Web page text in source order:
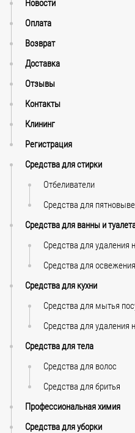
Новости
Оплата
Возврат
Доставка
Отзывы
Контакты
Клининг
Регистрация
Средства для стирки
Отбеливатели
Средства для
Средства для ванны и
Средства для удаления
Средства для
Средства для кухни
Средства для мытья
Средства для удаления
Средства для тела
Средства для волос
Средства для бритья
Профессиональная химия
Средства для уборки